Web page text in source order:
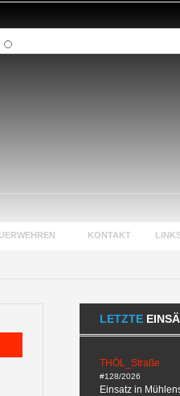
KONTAKT
LETZTE
THÖL_Straße
#128/2026
Einsatz in